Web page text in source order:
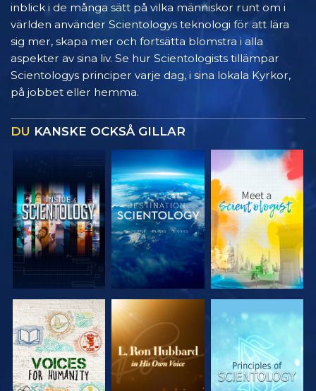
inblick i de många sätt på vilka människor runt om i
världen använder Scientologys teknologi för att lära
sig mer, skapa mer och fortsätta blomstra i alla
aspekter av sina liv. Se hur Scientologists tillämpar
Scientologys principer varje dag, i sina lokala Kyrkor,
på jobbet eller hemma.
DU KANSKE OCKSÅ GILLAR
UTFORSKA
SERIEN
UTFORSKA
SERIEN
UTFORSKA
SERIEN